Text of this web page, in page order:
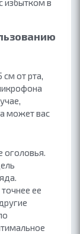
избытком в
от рта,
может вас
оголовья.
ее